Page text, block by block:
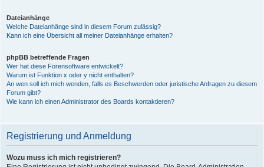
Dateianhänge
Welche Dateianhänge sind in diesem Forum zulässig?
Kann ich eine Übersicht all meiner Dateianhänge erhalten?
phpBB betreffende Fragen
Wer hat diese Forensoftware entwickelt?
Warum ist Funktion x oder y nicht enthalten?
An wen soll ich mich wenden, falls es Beschwerden oder juristische Anfragen zu diesem
Forum gibt?
Wie kann ich einen Administrator des Boards kontaktieren?
Registrierung und Anmeldung
Wozu muss ich mich registrieren?